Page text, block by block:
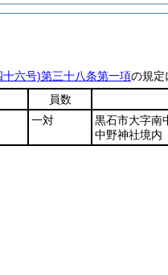
十六号)第三十八条第一項の規定
員数
一対
黒石市大字南
中野神社境内